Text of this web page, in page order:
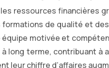
ressources financières
de qualité et
motivée et
long terme, contribuant
leur chiffre d’affaires